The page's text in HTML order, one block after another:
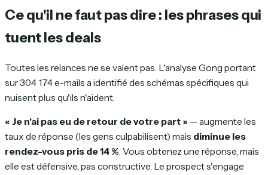
Ce qu'il ne faut pas dire : les phrases qui
tuent les deals
Toutes les relances ne se valent pas. L'analyse Gong portant
sur 304 174 e-mails a identifié des schémas spécifiques qui
nuisent plus qu'ils n'aident.
« Je n'ai pas eu de retour de votre part » — augmente les
taux de réponse (les gens culpabilisent) mais diminue les
rendez-vous pris de 14 %. Vous obtenez une réponse, mais
elle est défensive, pas constructive. Le prospect s'engage